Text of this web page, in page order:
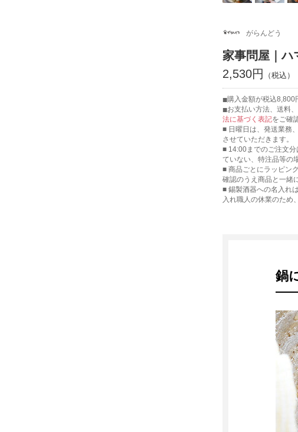
がらんどう
家事問屋｜ハ
2,530円
購入金額が税込8,800
お支払い方法、送料
法に基づく表記をご確
■ 日曜日は、発送業務
させていただきます。
■ 14:00までのご注文分
ていない、特注品等の
■ 商品ごとにラッピン
確認のうえ商品と一緒
■ 錫製酒器への名入れ
入れ職人の休業のため
鍋